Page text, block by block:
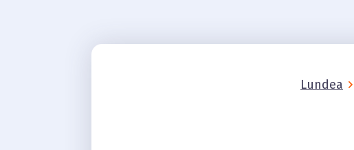
Lundea